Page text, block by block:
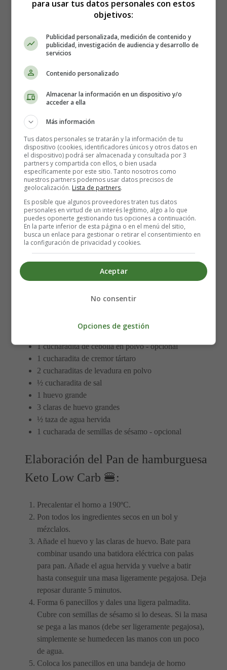
20 gramos de polvo de cáscara de psyllium
40 gramos de linaza molida
1 cucharadita de cebolla en polvo - opcional
1 cucharadita de cremor tártaro
2 cucharaditas de levadura en polvo
½ cucharadita de sal
1 huevo grande
3 claras de huevo grandes
½ taza de agua hervida
1 cucharada de semillas de sésamo - opcional
Elaboración del Pan de hamburguesa
Keto Low Carb 🍔:
Precalentar el horno a 190ºC.
Pon todos los ingredientes secos en un bol y
mézclalos.
Añade el huevo y las claras de huevo. Bate para
combinar usando una batidora eléctrica con palas
para pan. Añade el agua hervida y vuelve a batir
hasta conseguir una masa ligeramente pegajosa. Deja
reposar durante 5 minutos.
Forma 6 panecillos y dales una ligera palmadita.
Cubre con semillas de sésamo si lo deseas. Si la masa
se pega a las manos (debe ser ligeramente pegajosa),
simplemente se humedecen las manos con un poco
de agua.
Coloca los panecillos en una bandeja de horno
para usar tus datos personales con estos
objetivos:
Publicidad personalizada, medición de contenido y
publicidad, investigación de audiencia y desarrollo de
servicios
Contenido personalizado
Almacenar la información en un dispositivo y/o
acceder a ella
Más información
Tus datos personales se tratarán y la información de tu
dispositivo (cookies, identificadores únicos y otros datos en
el dispositivo) podrá ser almacenada y consultada por 3
partners y compartida con ellos, o bien usada
específicamente por este sitio. Tanto nosotros como
nuestros partners podemos usar datos precisos de
geolocalización. Lista de partners.
Es posible que algunos proveedores traten tus datos
personales en virtud de un interés legítimo, algo a lo que
puedes oponerte gestionando tus opciones a continuación.
En la parte inferior de esta página o en el menú del sitio,
busca un enlace para gestionar o retirar el consentimiento en
la configuración de privacidad y cookies.
Aceptar
No consentir
Opciones de gestión